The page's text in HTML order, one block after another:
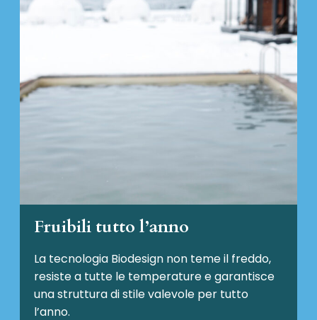
Fruibili tutto l’anno
La tecnologia Biodesign non teme il freddo,
resiste a tutte le temperature e garantisce
una struttura di stile valevole per tutto
l’anno.